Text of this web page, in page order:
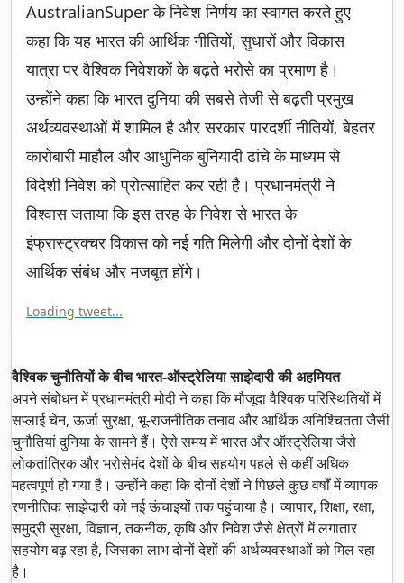
AustralianSuper के निवेश निर्णय का स्वागत करते हुए
कहा कि यह भारत की आर्थिक नीतियों, सुधारों और विकास
यात्रा पर वैश्विक निवेशकों के बढ़ते भरोसे का प्रमाण है।
उन्होंने कहा कि भारत दुनिया की सबसे तेजी से बढ़ती प्रमुख
अर्थव्यवस्थाओं में शामिल है और सरकार पारदर्शी नीतियों, बेहतर
कारोबारी माहौल और आधुनिक बुनियादी ढांचे के माध्यम से
विदेशी निवेश को प्रोत्साहित कर रही है। प्रधानमंत्री ने
विश्वास जताया कि इस तरह के निवेश से भारत के
इंफ्रास्ट्रक्चर विकास को नई गति मिलेगी और दोनों देशों के
आर्थिक संबंध और मजबूत होंगे।
Loading tweet...
वैश्विक चुनौतियों के बीच भारत-ऑस्ट्रेलिया साझेदारी की अहमियत
अपने संबोधन में प्रधानमंत्री मोदी ने कहा कि मौजूदा वैश्विक परिस्थितियों में
सप्लाई चेन, ऊर्जा सुरक्षा, भू-राजनीतिक तनाव और आर्थिक अनिश्चितता जैसी
चुनौतियां दुनिया के सामने हैं। ऐसे समय में भारत और ऑस्ट्रेलिया जैसे
लोकतांत्रिक और भरोसेमंद देशों के बीच सहयोग पहले से कहीं अधिक
महत्वपूर्ण हो गया है। उन्होंने कहा कि दोनों देशों ने पिछले कुछ वर्षों में व्यापक
रणनीतिक साझेदारी को नई ऊंचाइयों तक पहुंचाया है। व्यापार, शिक्षा, रक्षा,
समुद्री सुरक्षा, विज्ञान, तकनीक, कृषि और निवेश जैसे क्षेत्रों में लगातार
सहयोग बढ़ रहा है, जिसका लाभ दोनों देशों की अर्थव्यवस्थाओं को मिल रहा
है।